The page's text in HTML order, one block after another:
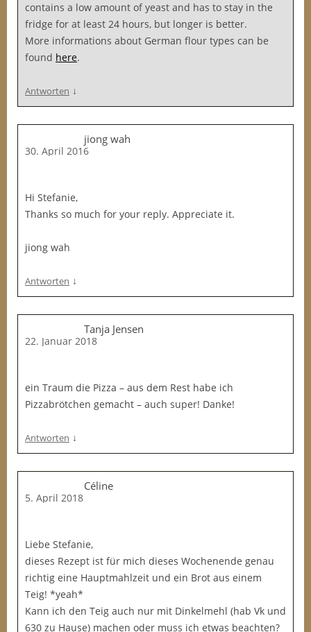
contains a low amount of yeast and has to stay in the
fridge for at least 24 hours, but longer is better.
More informations about German flour types can be
found here.
Antworten ↓
jiong wah
30. April 2016
Hi Stefanie,
Thanks so much for your reply. Appreciate it.
jiong wah
Antworten ↓
Tanja Jensen
22. Januar 2018
ein Traum die Pizza – aus dem Rest habe ich
Pizzabrötchen gemacht – auch super! Danke!
Antworten ↓
Céline
5. April 2018
Liebe Stefanie,
dieses Rezept ist für mich dieses Wochenende genau
richtig eine Hauptmahlzeit und ein Brot aus einem
Teig! *yeah*
Kann ich den Teig auch nur mit Dinkelmehl (hab Vk und
630 zu Hause) machen oder muss ich etwas beachten?